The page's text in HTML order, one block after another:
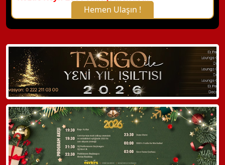
Hemen Ulaşın !
X Kapat
WhatsApp ile Bilgi Alın
Hemen Arayın
Detaylı Bilgi Alın